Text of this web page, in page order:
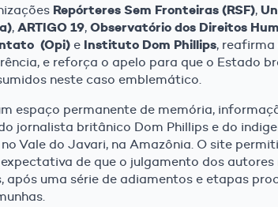
Repórteres Sem Fronteiras (RSF),
, ARTIGO 19, Observatório dos Direitos
(Opi) e Instituto Dom Phillips,
e reforça o apelo para que o Estado
neste caso emblemático.
espaço permanente de memória,
jornalista britânico Dom Phillips e do
Vale do Javari, na Amazônia. O site
de que o julgamento dos
após uma série de adiamentos e etapas